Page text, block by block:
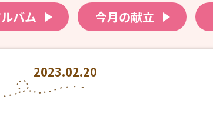
バム 今月の献立
2023.02.20